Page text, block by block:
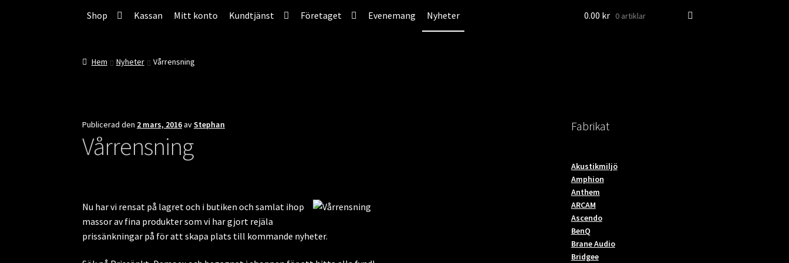
till
till
Shop Kassan Mitt konto Kundtjänst Företaget Evenemang Nyheter 0.00 kr 0 artiklar
Hem Nyheter Vårrensning
Publicerad den 2 mars, 2016avStephan
Vårrensning
Nu har vi rensat på lagret och i butiken och samlat ihop
massor av fina produkter som vi har gjort rejäla
prissänkningar på för att skapa plats till kommande nyheter.
Fabrikat
Akustikmiljö
Amphion
Anthem
ARCAM
Ascendo
BenQ
Brane Audio
Bridgee